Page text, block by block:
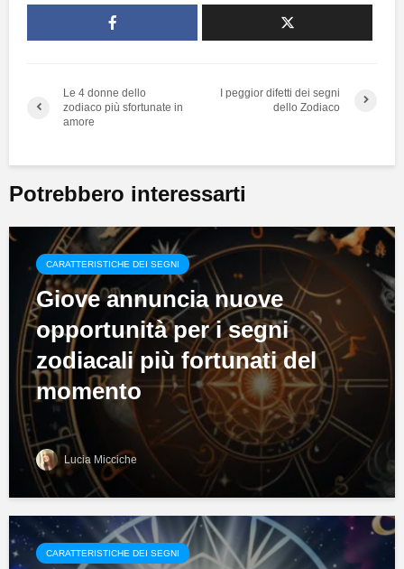
Le 4 donne dello
zodiaco più sfortunate in
amore
I peggior difetti dei segni
dello Zodiaco
Potrebbero interessarti
CARATTERISTICHE DEI SEGNI
Giove annuncia nuove
opportunità per i segni
zodiacali più fortunati del
momento
Lucia Micciche
CARATTERISTICHE DEI SEGNI